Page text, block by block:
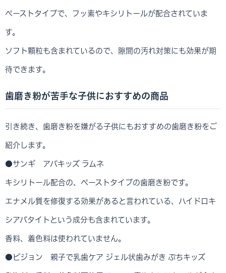
ペーストタイプで、フッ素やキシリトールが配合されていま
す。
ソフト顆粒も含まれているので、隙間の汚れ対策にも効果が期
待できます。
歯磨き粉が苦手な子供におすすめの商品
引き続き、歯磨き粉を嫌がる子供にもおすすめの歯磨き粉をご
紹介します。
●サンギ アパキッズ ラムネ
キシリトール配合の、ペーストタイプの歯磨き粉です。
エナメル質を修復する効果があると言われている、ハイドロキ
シアパタイトという成分も含まれています。
香料、着色料は使われていません。
●ピジョン 親子で乳歯ケア ジェル状歯みがき ぷちキッズ